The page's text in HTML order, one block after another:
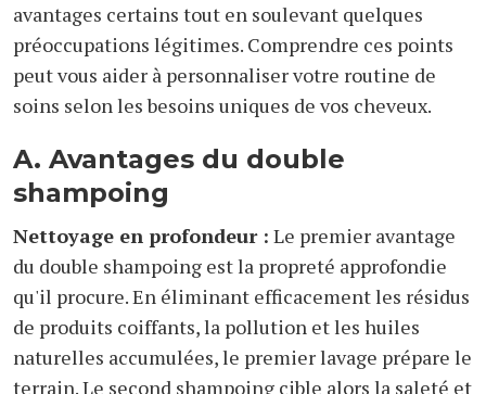
avantages certains tout en soulevant quelques
préoccupations légitimes. Comprendre ces points
peut vous aider à personnaliser votre routine de
soins selon les besoins uniques de vos cheveux.
A. Avantages du double
shampoing
Nettoyage en profondeur : Le premier avantage
du double shampoing est la propreté approfondie
qu'il procure. En éliminant efficacement les résidus
de produits coiffants, la pollution et les huiles
naturelles accumulées, le premier lavage prépare le
terrain. Le second shampoing cible alors la saleté et